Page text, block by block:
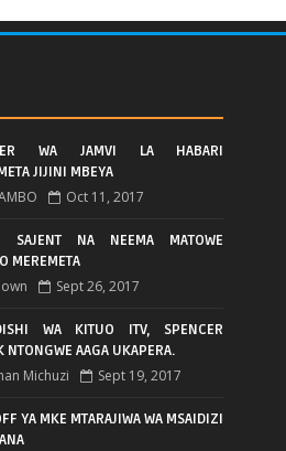
WA JAMVI LA HABARI
JIJINI MBEYA
Oct 11, 2017
SAJENT NA NEEMA MATOWE
MEREMETA
Sept 26, 2017
WA KITUO ITV, SPENCER
NTONGWE AAGA UKAPERA.
Michuzi Sept 19, 2017
YA MKE MTARAJIWA WA MSAIDIZI